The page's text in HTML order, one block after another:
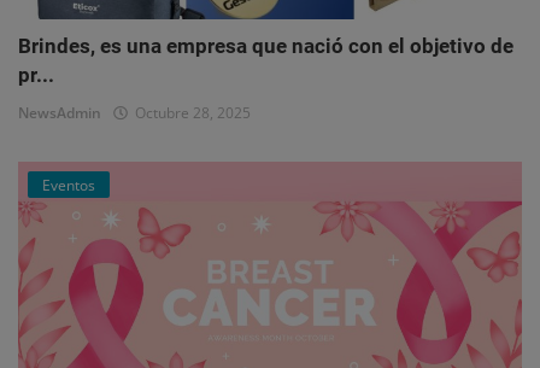
Brindes, es una empresa que nació con el objetivo de
pr...
NewsAdmin Octubre 28, 2025
Eventos